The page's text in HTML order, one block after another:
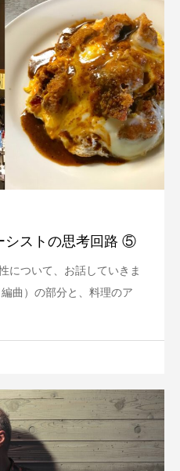
シストの思考回路 ⑤
について、お話していきま
曲）の部分と、料理のア